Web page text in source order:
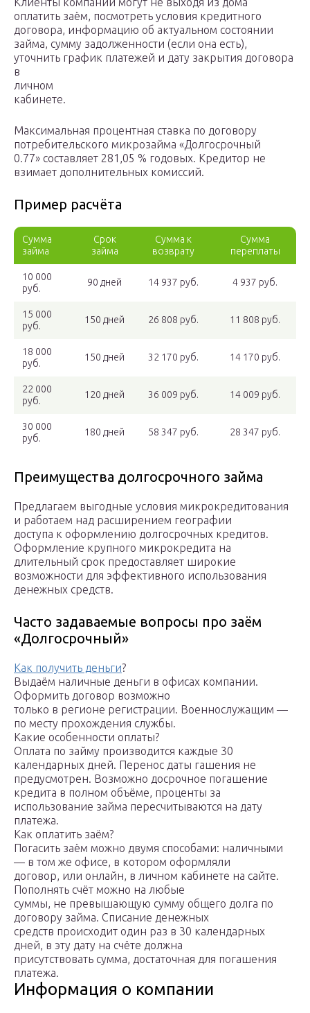
оплатить заём, посмотреть условия кредитного
договора, информацию об актуальном состоянии
займа, сумму задолженности (если она есть),
уточнить график платежей и дату закрытия договора
в
личном
кабинете.
Максимальная процентная ставка по договору
потребительского микрозайма «Долгосрочный
0.77» составляет 281,05 % годовых. Кредитор не
взимает дополнительных комиссий.
Пример расчёта
Сумма
займа
Срок
займа
Сумма к
возврату
Сумма
переплаты
10 000
руб.
90 дней 14 937 руб. 4 937 руб.
15 000
руб.
150 дней 26 808 руб. 11 808 руб.
18 000
руб.
150 дней 32 170 руб. 14 170 руб.
22 000
руб.
120 дней 36 009 руб. 14 009 руб.
30 000
руб.
180 дней 58 347 руб. 28 347 руб.
Преимущества долгосрочного займа
Предлагаем выгодные условия микрокредитования
и работаем над расширением географии
доступа к оформлению долгосрочных кредитов.
Оформление крупного микрокредита на
длительный срок предоставляет широкие
возможности для эффективного использования
денежных средств.
Часто задаваемые вопросы про заём
«Долгосрочный»
Как получить деньги?
Выдаём наличные деньги в офисах компании.
Оформить договор возможно
только в регионе регистрации. Военнослужащим —
по месту прохождения службы.
Какие особенности оплаты?
Оплата по займу производится каждые 30
календарных дней. Перенос даты гашения не
предусмотрен. Возможно досрочное погашение
кредита в полном объёме, проценты за
использование займа пересчитываются на дату
платежа.
Как оплатить заём?
Погасить заём можно двумя способами: наличными
— в том же офисе, в котором оформляли
договор, или онлайн, в личном кабинете на сайте.
Пополнять счёт можно на любые
суммы, не превышающую сумму общего долга по
договору займа. Списание денежных
средств происходит один раз в 30 календарных
дней, в эту дату на счёте должна
присутствовать сумма, достаточная для погашения
платежа.
Информация о компании